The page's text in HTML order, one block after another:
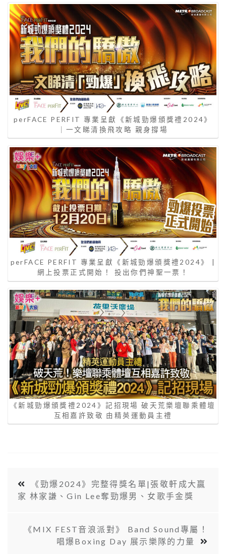
perFACE PERFIT 專業呈獻《新城勁爆頒獎禮2024》
｜一文睇清換飛攻略 親身撐場
perFACE PERFIT 專業呈獻《新城勁爆頒獎禮2024》 |
網上投票正式開始！ 投出你們神聖一票！
《新城勁爆頒獎禮2024》記招現場 破天荒樂壇聯乘體壇
互相嘉許致敬 由精英運動員主禮
《勁爆2024》完整得獎名單|張敬軒成大贏
家 林家謙、Gin Lee奪勁爆男、女歌手金獎
《MIX FEST音浪派對》 Band Sound專屬！
唱爆Boxing Day 展示樂隊的力量